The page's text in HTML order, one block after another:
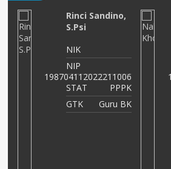
Rinci Sandino,
S.Psi
NIK
NIP
198704112022211006
STAT
PPPK
GTK
Guru BK